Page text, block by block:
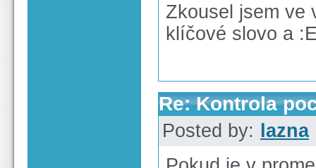
Zkousel jsem ve
klíčové slovo a
Re: Kontrola
Posted by: lazna